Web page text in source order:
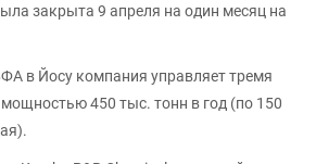
закрыта 9 апреля на один месяц на
в Йосу компания управляет тремя
450 тыс. тонн в год (по 150